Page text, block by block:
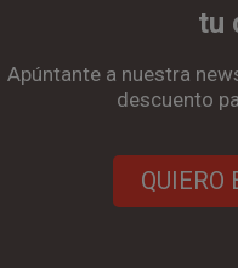
tu
Apúntante a nuestra
descuento
QUIERO